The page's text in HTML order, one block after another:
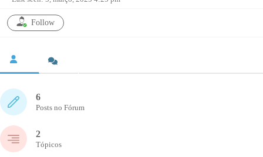
Follow
6
Posts no Fórum
2
Tópicos